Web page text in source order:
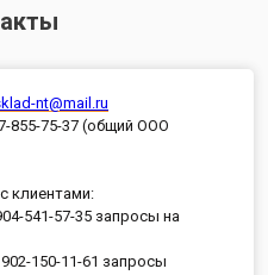
nt@mail.ru
855-75-37 (общий ООО
клиентами:
541-57-35 запросы на
150-11-61 запросы